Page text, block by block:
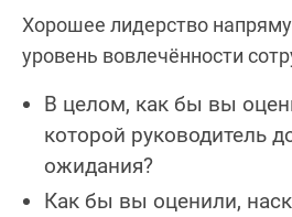
Хорошее лидерство
уровень вовлечённости
В целом, как бы вы
которой руководитель
ожидания?
Как бы вы оценили,